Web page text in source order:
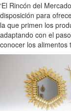
‘El Rincón del
disposición para
la que primen los
adaptando con el
conocer los alimentos